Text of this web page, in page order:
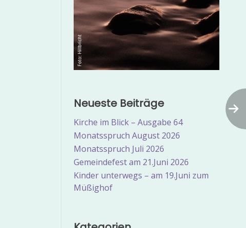
Neueste Beiträge
Kirche im Blick – Ausgabe 64
Monatsspruch August 2026
Monatsspruch Juli 2026
Gemeindefest am 21.Juni 2026
Kinder unterwegs – am 19.Juni zum
Müßighof